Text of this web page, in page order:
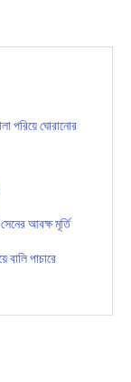
পরিয়ে ঘোরানোর
আবক্ষ মূর্তি
পাচারে